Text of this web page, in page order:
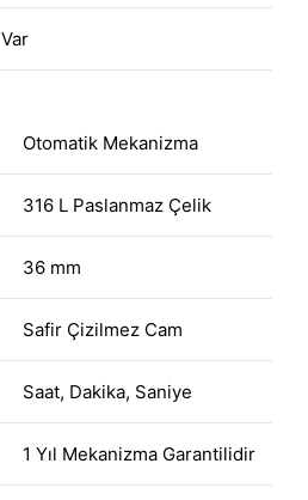
Var
Otomatik Mekanizma
316 L Paslanmaz Çelik
36 mm
Safir Çizilmez Cam
Saat, Dakika, Saniye
1 Yıl Mekanizma Garantilidir